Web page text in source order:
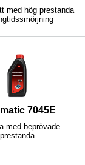
med hög prestanda
7045E
med beprövade
prestanda